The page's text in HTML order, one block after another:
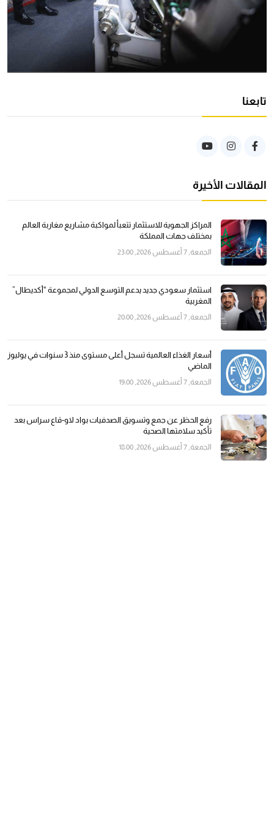
تابعنا
المقالات الأخيرة
المراكز الجهوية للاستثمار تتعبأ لمواكبة مشاريع مغاربة العالم
بمختلف جهات المملكة
الجمعة, 7 أغسطس 2026, 23:00
استثمار سعودي جديد يدعم التوسع الدولي لمجموعة “أكديطال”
المغربية
الجمعة, 7 أغسطس 2026, 20:00
أسعار الغذاء العالمية تسجل أعلى مستوى منذ 3 سنوات في يوليوز
الماضي
الجمعة, 7 أغسطس 2026, 19:00
رفع الحظر عن جمع وتسويق الصدفيات بواد لاو-قاع سراس بعد
تأكيد سلامتها الصحية
الجمعة, 7 أغسطس 2026, 18:00